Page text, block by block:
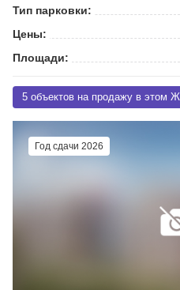
Тип парковки:
Цены:
Площади:
5 объектов на продажу в этом
Год сдачи 2026